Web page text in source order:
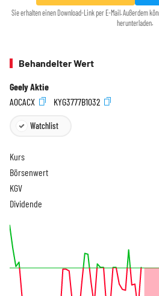
Sie erhalten einen Download-Link per E-Mail. Außerdem
herunterladen.
Behandelter Wert
Geely Aktie
A0CACX
KYG3777B1032
Watchlist
Kurs
Börsenwert
KGV
Dividende